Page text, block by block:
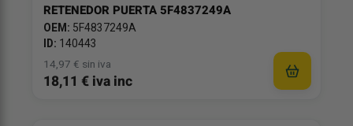
RETENEDOR PUERTA 5F4837249A
OEM: 5F4837249A
ID: 140443
14,97 € sin iva
18,11 € iva inc